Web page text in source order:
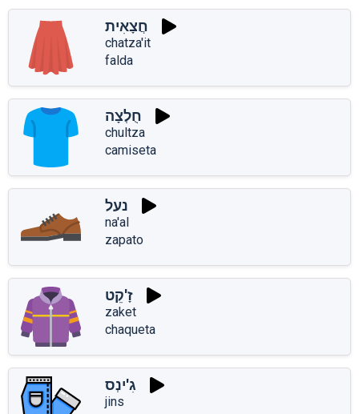
חֲצָאִית
chatza'it
falda
חֻלְצָה
chultza
camiseta
נעל
na'al
zapato
זָ'קֵט
zaket
chaqueta
גִ'ינְס
jins